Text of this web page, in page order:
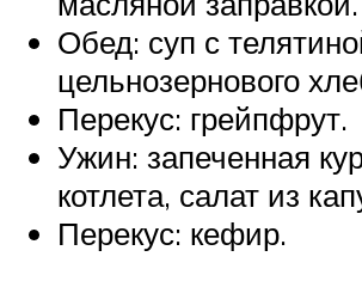
Обед: суп с
цельнозернового
Перекус: грейпфрут.
Ужин: запеченная
котлета, салат из
Перекус: кефир.